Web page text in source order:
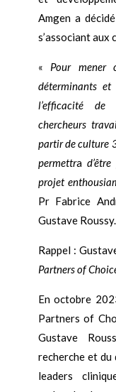
Amgen a
s’associant aux
« Pour mener
déterminants
l’efficacité de
chercheurs
partir de culture
permettra
projet
Pr Fabrice
Gustave Roussy.
Rappel :
Partners of
En octobre
Partners of
Gustave
recherche et
leaders